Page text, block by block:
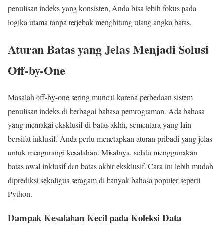
penulisan indeks yang konsisten, Anda bisa lebih fokus pada
logika utama tanpa terjebak menghitung ulang angka batas.
Aturan Batas yang Jelas Menjadi Solusi
Off-by-One
Masalah off-by-one sering muncul karena perbedaan sistem
penulisan indeks di berbagai bahasa pemrograman. Ada bahasa
yang memakai eksklusif di batas akhir, sementara yang lain
bersifat inklusif. Anda perlu menetapkan aturan pribadi yang jelas
untuk mengurangi kesalahan. Misalnya, selalu menggunakan
batas awal inklusif dan batas akhir eksklusif. Cara ini lebih mudah
diprediksi sekaligus seragam di banyak bahasa populer seperti
Python.
Dampak Kesalahan Kecil pada Koleksi Data